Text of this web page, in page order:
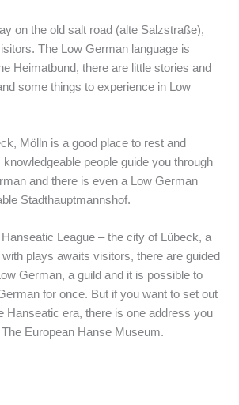
on the old salt road (alte Salzstraße),
The Low German language is
Heimatbund, there are little stories and
some things to experience in Low
Mölln is a good place to rest and
people guide you through
and there is even a Low German
Stadthauptmannshof.
Hanseatic League – the city of Lübeck, a
plays awaits visitors, there are guided
German, a guild and it is possible to
for once. But if you want to set out
Hanseatic era, there is one address you
European Hanse Museum.